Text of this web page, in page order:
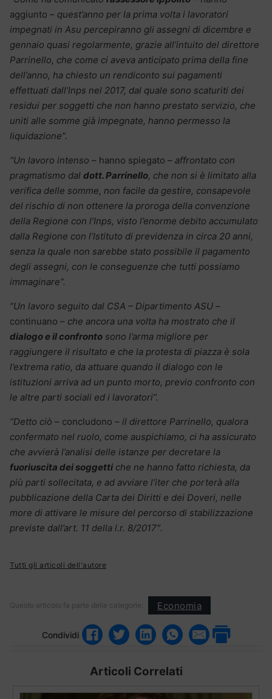
aggiunto – quest’anno per la prima volta i lavoratori
impegnati in Asu percepiranno gli assegni di dicembre e
gennaio quasi regolarmente, grazie all’intuito del direttore
Parrinello, che come ci aveva anticipato prima della fine
dell’anno, ha chiesto un rendiconto sui pagamenti
effettuati dall’Inps nel 2017, dal quale sono scaturiti dei
residui per soggetti che non hanno prestato servizio, che
uniti alle somme già impegnate, hanno permesso la
liquidazione”.
“Un lavoro intenso – hanno spiegato – affrontato con
pragmatismo dal dott. Parrinello, che non si è limitato alla
verifica delle somme, non facile da gestire, consapevole
del rischio di non ottenere la proroga della convenzione
della Regione con l’Inps, visto l’enorme debito accumulato
dalla Regione con l’Istituto di previdenza in circa 20 anni,
senza la quale non sarebbe stato possibile il pagamento
degli assegni, con le conseguenze che tutti possiamo
immaginare”.
“Un lavoro seguito dal CSA – Dipartimento ASU –
continuano – che ancora una volta ha mostrato che il
dialogo e il confronto sono l’arma migliore per
raggiungere il risultato e che la protesta di piazza è sola
l’extrema ratio, da attuare quando il dialogo con le
istituzioni arriva ad un punto morto, previo confronto con
le altre parti sociali ed i lavoratori”.
“Detto ciò – concludono – il direttore Parrinello, qualora
confermato nel ruolo, come auspichiamo, ci ha assicurato
che avvierà l’analisi delle istanze per decretare la
fuoriuscita dei soggetti che ne hanno fatto richiesta, da
più parti sollecitata, e ad avviare l’iter che porterà alla
pubblicazione della Carta dei Diritti e dei Doveri, nelle
more di attivare le misure del percorso di stabilizzazione
previste dall’art. 11 della l.r. 8/2017″.
Tutti gli articoli dell'autore
Questo articolo fa parte delle categorie: Economia
Condividi
Articoli Correlati